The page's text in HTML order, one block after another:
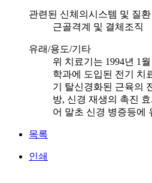
관련된 신체의시스템 및 질환
근골격계 및 결체조직
유래/용도/기타
위 치료기는 1994년 1
학과에 도입된 전기 치
기 탈신경화된 근육의
방, 신경 재생의 촉진
어 말초 신경 병증등에
목록
인쇄